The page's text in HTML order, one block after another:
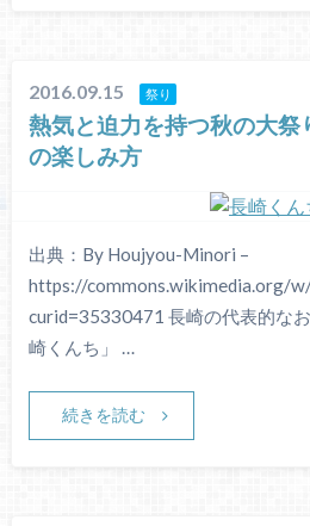
2016.09.15 祭り
熱気と迫力を持つ秋の大祭
の楽しみ方
出典：By Houjyou-Minori –
https://commons.wikimedia.org/
curid=35330471 長崎の代表的な
崎くんち」 …
続きを読む